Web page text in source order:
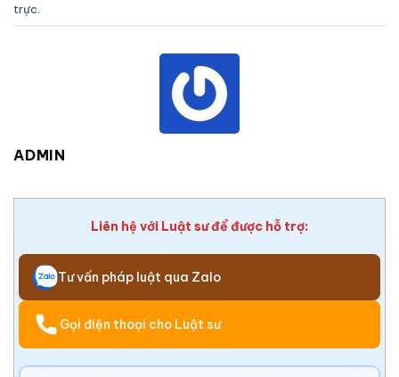
trực
ADMIN
Liên hệ với Luật sư để được hỗ trợ:
Tư vấn pháp luật qua Zalo
Gọi điện thoại cho Luật sư